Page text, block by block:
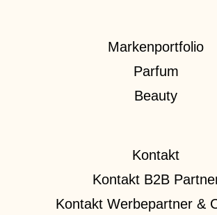
Markenportfolio
Parfum
Beauty
Kontakt
Kontakt B2B
Kontakt Werbepartner &